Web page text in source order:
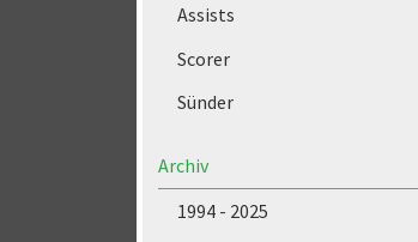
Assists
Scorer
Sünder
Archiv
1994 - 2025